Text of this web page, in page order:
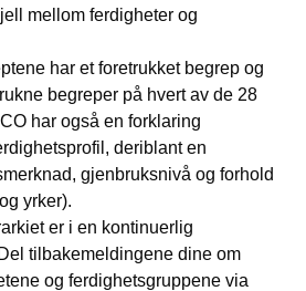
mellom ferdigheter og
har et foretrukket begrep og
begreper på hvert av de 28
har også en forklaring
deriblant en
gjenbruksnivå og forhold
yrker).
er i en kontinuerlig
tilbakemeldingene dine om
og ferdighetsgruppene via